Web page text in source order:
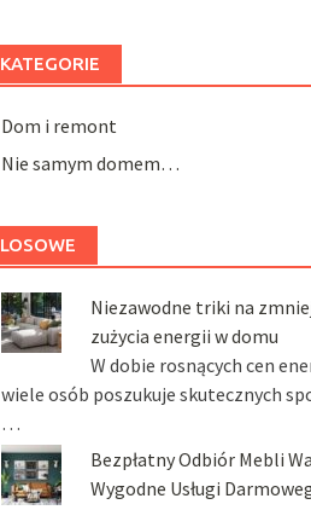
KATEGORIE
Dom i remont
Nie samym domem…
LOSOWE
Niezawodne triki na
zużycia energii w domu
W dobie rosnących cen
wiele osób poszukuje skutecznych
…
Bezpłatny Odbiór Mebli
Wygodne Usługi